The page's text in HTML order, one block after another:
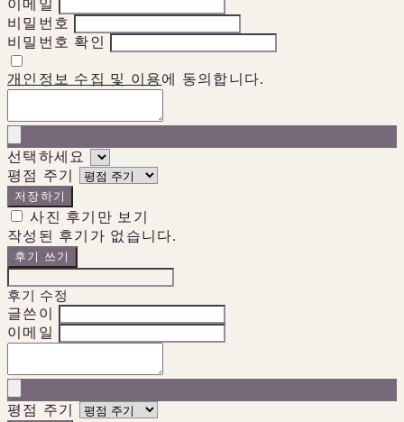
이메일
비밀번호
비밀번호 확인
개인정보 수집 및 이용에 동의합니다.
선택하세요
평점 주기
저장하기
사진 후기만 보기
작성된 후기가 없습니다.
후기 쓰기
후기 수정
글쓴이
이메일
평점 주기